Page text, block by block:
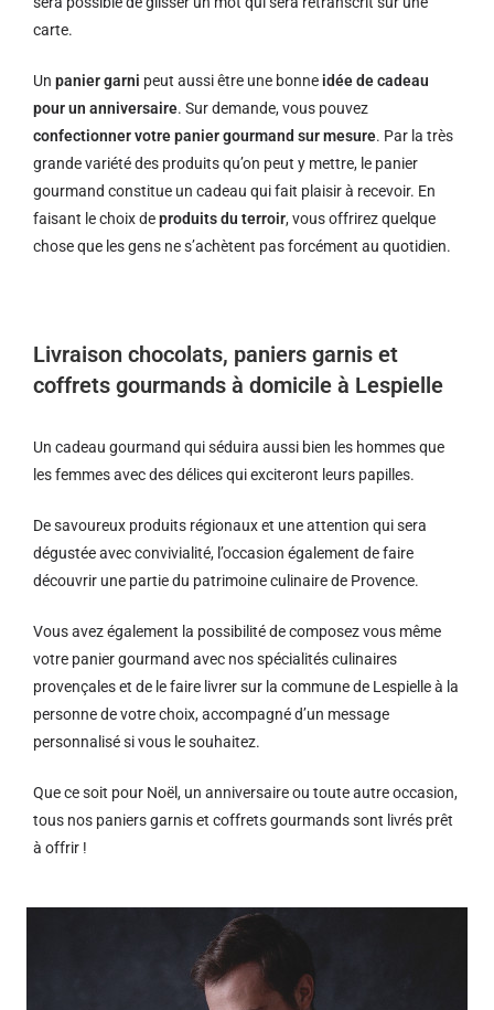
carte.
Un panier garni peut aussi être une bonne idée de cadeau
pour un anniversaire. Sur demande, vous pouvez
confectionner votre panier gourmand sur mesure. Par la très
grande variété des produits qu’on peut y mettre, le panier
gourmand constitue un cadeau qui fait plaisir à recevoir. En
faisant le choix deproduits du terroir, vous offrirez quelque
chose que les gens ne s’achètent pas forcément au quotidien.
Livraison chocolats, paniers garnis et
coffrets gourmands à domicile à Lespielle
Un cadeau gourmand qui séduira aussi bien les hommes que
les femmes avec des délices qui exciteront leurs papilles.
De savoureux produits régionaux et une attention qui sera
dégustée avec convivialité, l’occasion également de faire
découvrir une partie du patrimoine culinaire de Provence.
Vous avez également la possibilité de composez vous même
votre panier gourmand avec nos spécialités culinaires
provençales et de le faire livrer sur la commune de Lespielle à la
personne de votre choix, accompagné d’un message
personnalisé si vous le souhaitez.
Que ce soit pour Noël, un anniversaire ou toute autre occasion,
tous nos paniers garnis et coffrets gourmands sont livrés prêt
à offrir !